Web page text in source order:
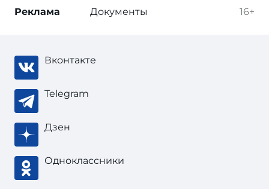
16+
Реклама Документы
Вконтакте
Telegram
Дзен
Одноклассники